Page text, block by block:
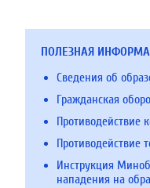
ПОЛЕЗНАЯ
Сведения об
Гражданская
Противодействие
Противодействие
Инструкция
нападения на